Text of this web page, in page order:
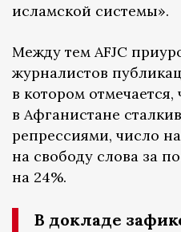
исламской системы».
Между тем AFJC
журналистов
в котором
в Афганистане
репрессиями, число
на свободу слова за
на 24%.
В докладе